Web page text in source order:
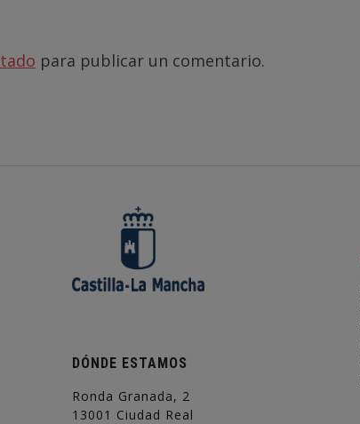
para publicar un comentario.
DÓNDE ESTAMOS
Ronda Granada, 2
13001 Ciudad Real